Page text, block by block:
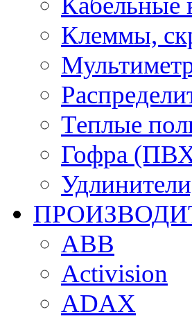
Клеммы,
Теплые
Гофра
ABB
Activision
ADAX